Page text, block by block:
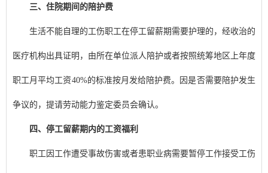
三、住院期间的陪护费
生活不能自理的工伤职工在停工留薪期需要护理的，经收治的
医疗机构出具证明，由所在单位派人陪护或者按照统筹地区上年度
职工月平均工资40%的标准按月发给陪护费。因是否需要陪护发生
争议的，提请劳动能力鉴定委员会确认。
四、停工留薪期内的工资福利
职工因工作遭受事故伤害或者患职业病需要暂停工作接受工伤